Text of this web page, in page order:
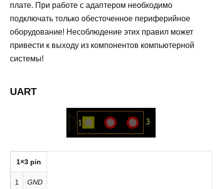
плате. При работе с адаптером необходимо
подключать только обесточенное периферийное
оборудование! Несоблюдение этих правил может
привести к выходу из компонентов компьютерной
системы!
UART
1×3 pin
1 GND